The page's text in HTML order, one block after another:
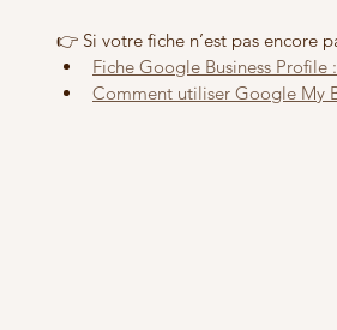
👉 Si votre fiche n’est pas encore
Fiche Google Business
Comment utiliser Google My